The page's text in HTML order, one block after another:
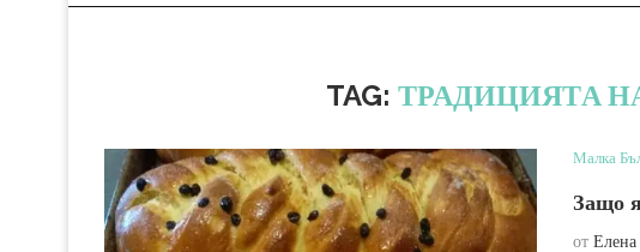
TAG: ТPAДИЦИЯТA
Малка
Защо
от